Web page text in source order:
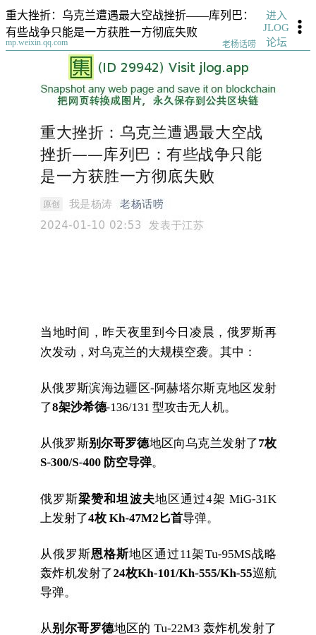
重大挫折：乌克兰遭遇最大空战挫折——库列巴：
有些战争只能是一方获胜一方彻底失败
mp.weixin.qq.com 老杨话唠
进入
JLOG
论坛